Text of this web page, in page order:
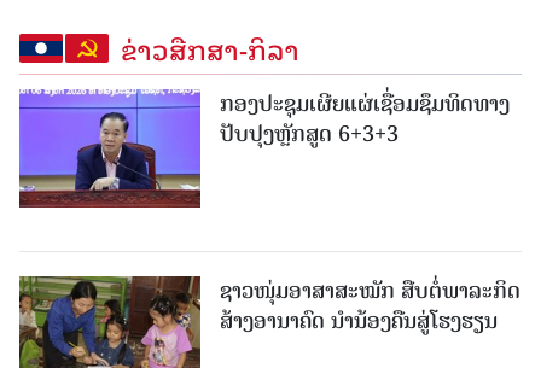
ຂ່າວສືກສາ-ກິລາ
ກອງປະຊຸມເຜີຍແຜ່ເຊື່ອມຊຶມທິດທາງ
ປັບປຸງຫຼັກສູດ 6+3+3
ຊາວໜຸ່ມອາສາສະໝັກ ສືບຕໍ່ພາລະກິດ
ສ້າງອານາຄົດ ນໍານ້ອງຄືນສູ່ໂຮງຮຽນ